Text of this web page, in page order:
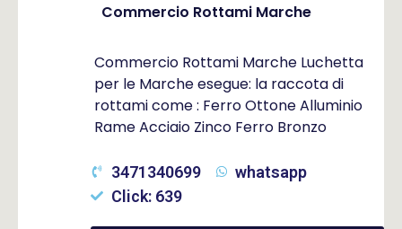
Commercio Rottami Marche
Commercio Rottami Marche Luchetta
per le Marche esegue: la raccota di
rottami come : Ferro Ottone Alluminio
Rame Acciaio Zinco Ferro Bronzo
3471340699
whatsapp
Click: 639